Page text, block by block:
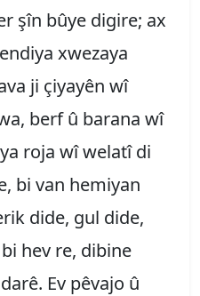
şîn bûye digire; ax
xwezaya
ji çiyayên wî
berf û barana wî
roja wî welatî di
bi van hemiyan
dide, gul dide,
hev re, dibine
Ev pêvajo û